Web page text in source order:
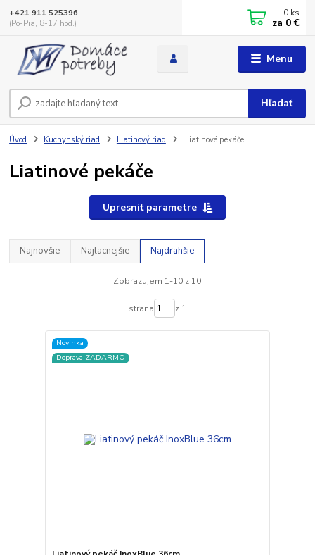
Menu
Hľadať
+421 911 525396
(Po-Pia, 8-17 hod.)
0 ks
za 0 €
Úvod Kuchynský riad Liatinový riad Liatinové pekáče
Liatinové pekáče
Upresniť parametre
Najnovšie Najlacnejšie Najdrahšie
Zobrazujem 1-10 z 10
strana z 1
Novinka
Doprava ZADARMO